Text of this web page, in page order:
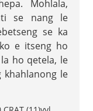
Mohlala,
se nang le
se ka
e itseng ho
ho qetela, le
khahlanong le